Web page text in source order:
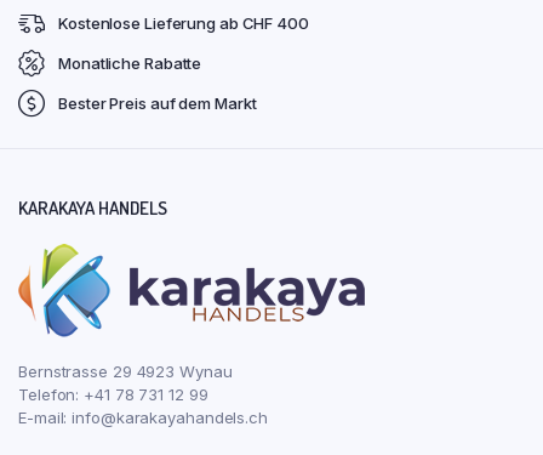
Kostenlose Lieferung ab CHF 400
Monatliche Rabatte
Bester Preis auf dem Markt
KARAKAYA HANDELS
Bernstrasse 29 4923 Wynau
Telefon: +41 78 731 12 99
E-mail:info@karakayahandels.ch